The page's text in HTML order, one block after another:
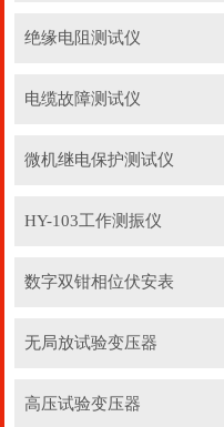
绝缘电阻测试仪
电缆故障测试仪
微机继电保护测试仪
HY-103工作测振仪
数字双钳相位伏安表
无局放试验变压器
高压试验变压器